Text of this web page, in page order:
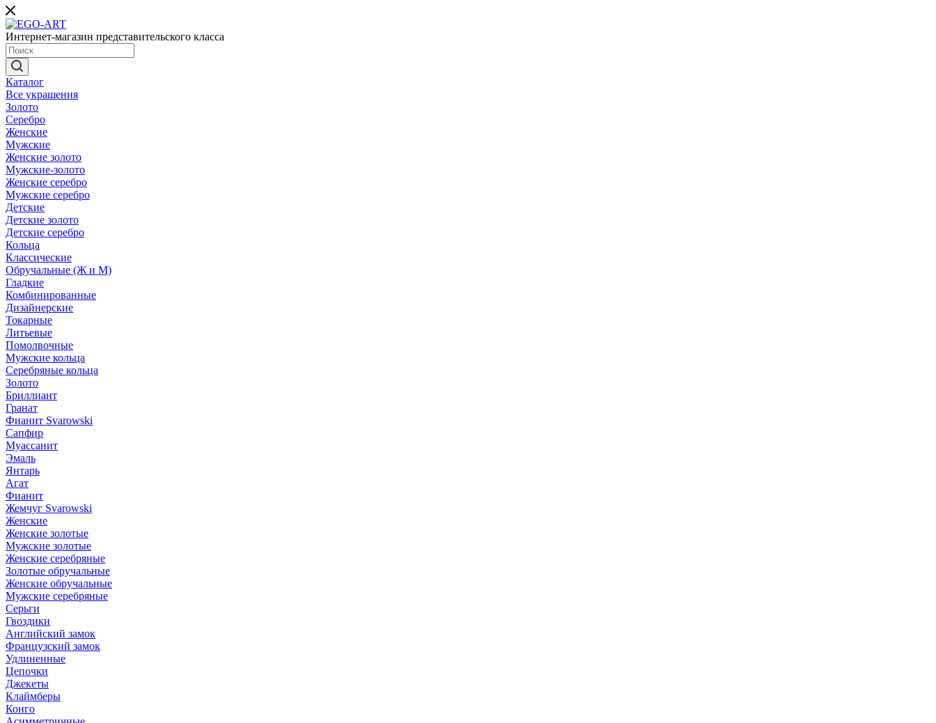
Интернет-магазин представительского класса
Каталог
Все украшения
Золото
Серебро
Женские
Мужские
Женские золото
Мужские-золото
Женские серебро
Мужские серебро
Детские
Детские золото
Детские серебро
Кольца
Классические
Обручальные (Ж и М)
Гладкие
Комбинированные
Дизайнерские
Токарные
Литьевые
Помолвочные
Мужские кольца
Серебряные кольца
Золото
Бриллиант
Гранат
Фианит Svarowski
Сапфир
Муассанит
Эмаль
Янтарь
Агат
Фианит
Жемчуг Svarowski
Женские
Женские золотые
Мужские золотые
Женские серебряные
Золотые обручальные
Женские обручальные
Мужские серебряные
Серьги
Гвоздики
Английский замок
Французский замок
Удлиненные
Цепочки
Джекеты
Клаймберы
Конго